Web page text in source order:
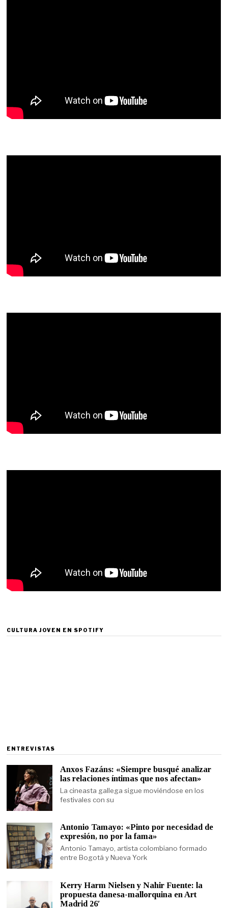
CULTURA JOVEN EN SPOTIFY
ENTREVISTAS
Anxos Fazáns: «Siempre busqué analizar
las relaciones íntimas que nos afectan»
La cineasta gallega sigue moviéndose en los
festivales con su
Antonio Tamayo: «Pinto por necesidad de
expresión, no por la fama»
Antonio Tamayo, artista colombiano formado
entre Bogotá y Nueva York
Kerry Harm Nielsen y Nahir Fuente: la
propuesta danesa-mallorquina en Art
Madrid 26′